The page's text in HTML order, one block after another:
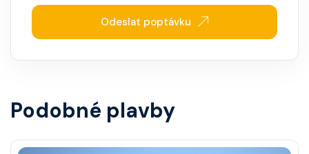
Odeslat poptávku
Podobné plavby